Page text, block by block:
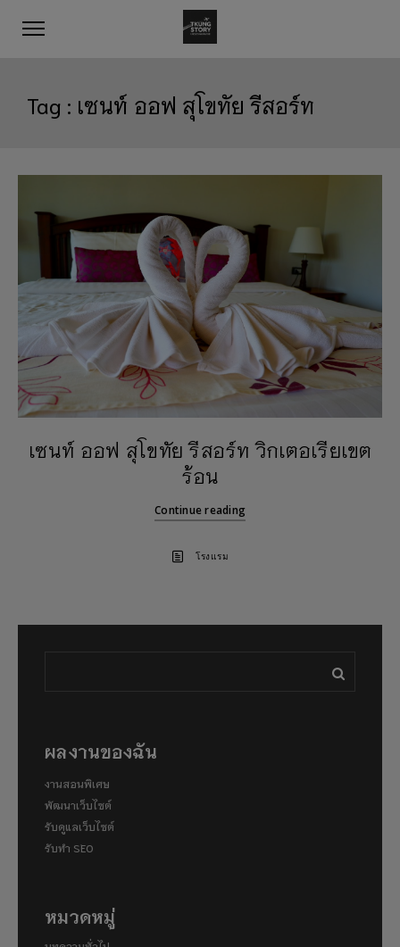
Tag : เซนท์ ออฟ สุโขทัย รีสอร์ท
เซนท์ ออฟ สุโขทัย รีสอร์ท วิกเตอเรียเขต
ร้อน
Continue reading
โรงแรม
ผลงานของฉัน
งานสอนพิเศษ
พัฒนาเว็บไซต์
รับดูแลเว็บไซต์
รับทำ SEO
หมวดหมู่